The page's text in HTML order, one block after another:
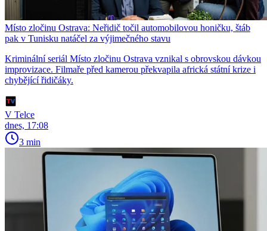
Místo zločinu Ostrava: Neřidič točil automobilovou honičku, štáb
pak v Tunisku natáčel za výjimečného stavu
Kriminální seriál Místo zločinu Ostrava vznikal s obrovskou dávkou
improvizace. Filmaře před kamerou překvapila africká státní krize i
chybějící řidičáky.
V Telce
dnes, 17:08
3 min